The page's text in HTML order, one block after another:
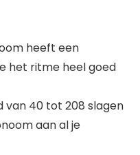
heeft een
het ritme heel goed
van 40 tot 208 slagen
aan al je